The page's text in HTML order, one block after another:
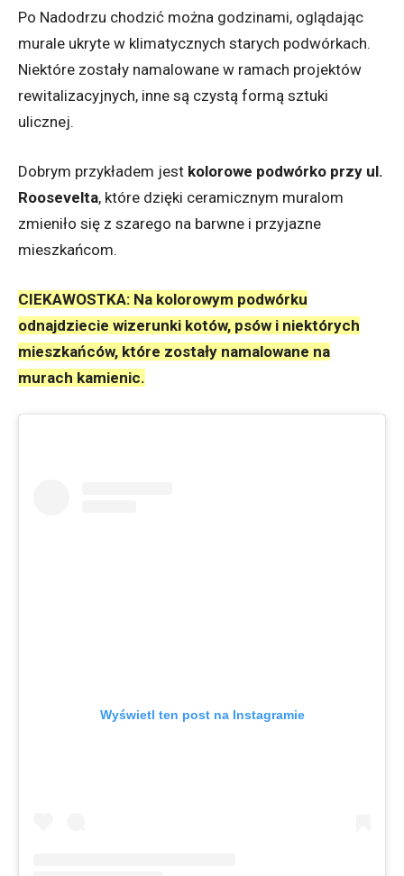
Po Nadodrzu chodzić można godzinami, oglądając
murale ukryte w klimatycznych starych podwórkach.
Niektóre zostały namalowane w ramach projektów
rewitalizacyjnych, inne są czystą formą sztuki
ulicznej.
Dobrym przykładem jest kolorowe podwórko przy ul.
Roosevelta, które dzięki ceramicznym muralom
zmieniło się z szarego na barwne i przyjazne
mieszkańcom.
CIEKAWOSTKA: Na kolorowym podwórku
odnajdziecie wizerunki kotów, psów i niektórych
mieszkańców, które zostały namalowane na
murach kamienic.
Wyświetl ten post na Instagramie